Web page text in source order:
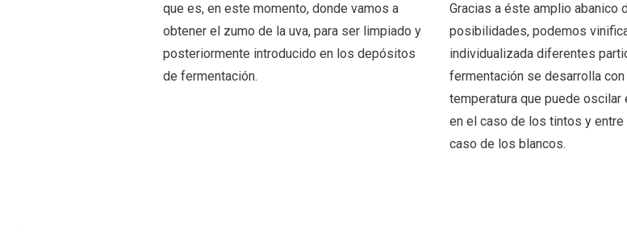
que es, en este momento, donde vamos a
obtener el zumo de la uva, para ser limpiado y
posteriormente introducido en los depósitos
de fermentación.
Gracias a éste amplio abanico
posibilidades, podemos
individualizada diferentes
fermentación se desarrolla
temperatura que puede oscilar
en el caso de los tintos y entre
caso de los blancos.